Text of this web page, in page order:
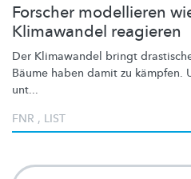
Forscher modellieren
Klimawandel reagieren
Der Klimawandel bringt
Bäume haben damit zu kämpfen.
unt...
FNR , LIST